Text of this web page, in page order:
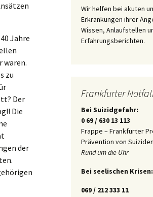
Jahre
waren.
zu
Der
Die
der
Wir helfen bei akuten
Erkrankungen ihrer
Wissen, Anlaufstellen
Erfahrungsberichten.
Frankfurter
Bei Suizidgefahr:
0 69 / 630 13 113
Frappe – Frankfurter
Prävention von Suiziden
Rund um die Uhr
Bei seelischen Krisen:
069 / 212 333 11